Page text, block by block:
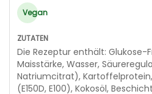
Vegan
Die Rezeptur enthält: Glukose-
Maisstärke, Wasser,
Natriumcitrat),
(E150D, E100), Kokosöl,